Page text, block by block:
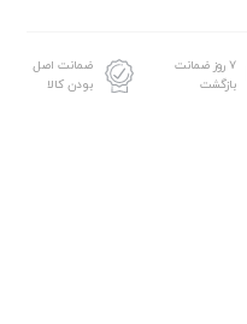
۷ روز ضمانت
بازگشت
ضمانت اصل
بودن کالا